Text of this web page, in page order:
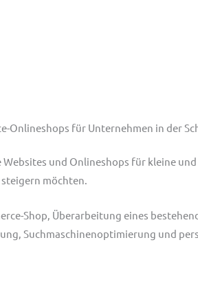
Onlineshops für Unternehmen in der
Websites und Onlineshops für kleine
möchten.
Shop, Überarbeitung eines
Suchmaschinenoptimierung und